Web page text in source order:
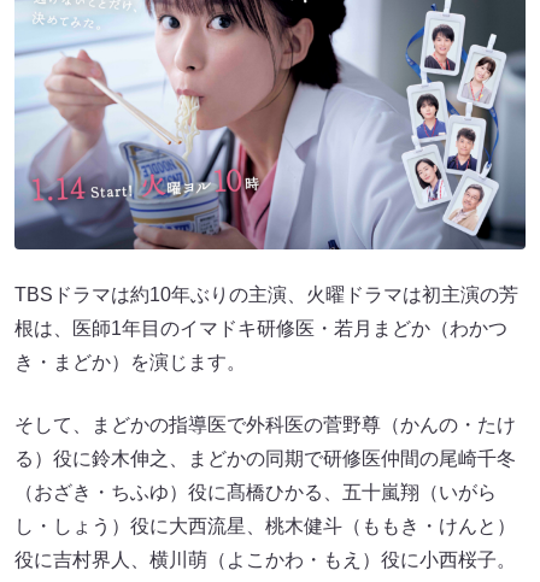
TBSドラマは約10年ぶりの主演、火曜ドラマは初主演の芳
根は、医師1年目のイマドキ研修医・若月まどか（わかつ
き・まどか）を演じます。
そして、まどかの指導医で外科医の菅野尊（かんの・たけ
る）役に鈴木伸之、まどかの同期で研修医仲間の尾崎千冬
（おざき・ちふゆ）役に髙橋ひかる、五十嵐翔（いがら
し・しょう）役に大西流星、桃木健斗（ももき・けんと）
役に吉村界人、横川萌（よこかわ・もえ）役に小西桜子。